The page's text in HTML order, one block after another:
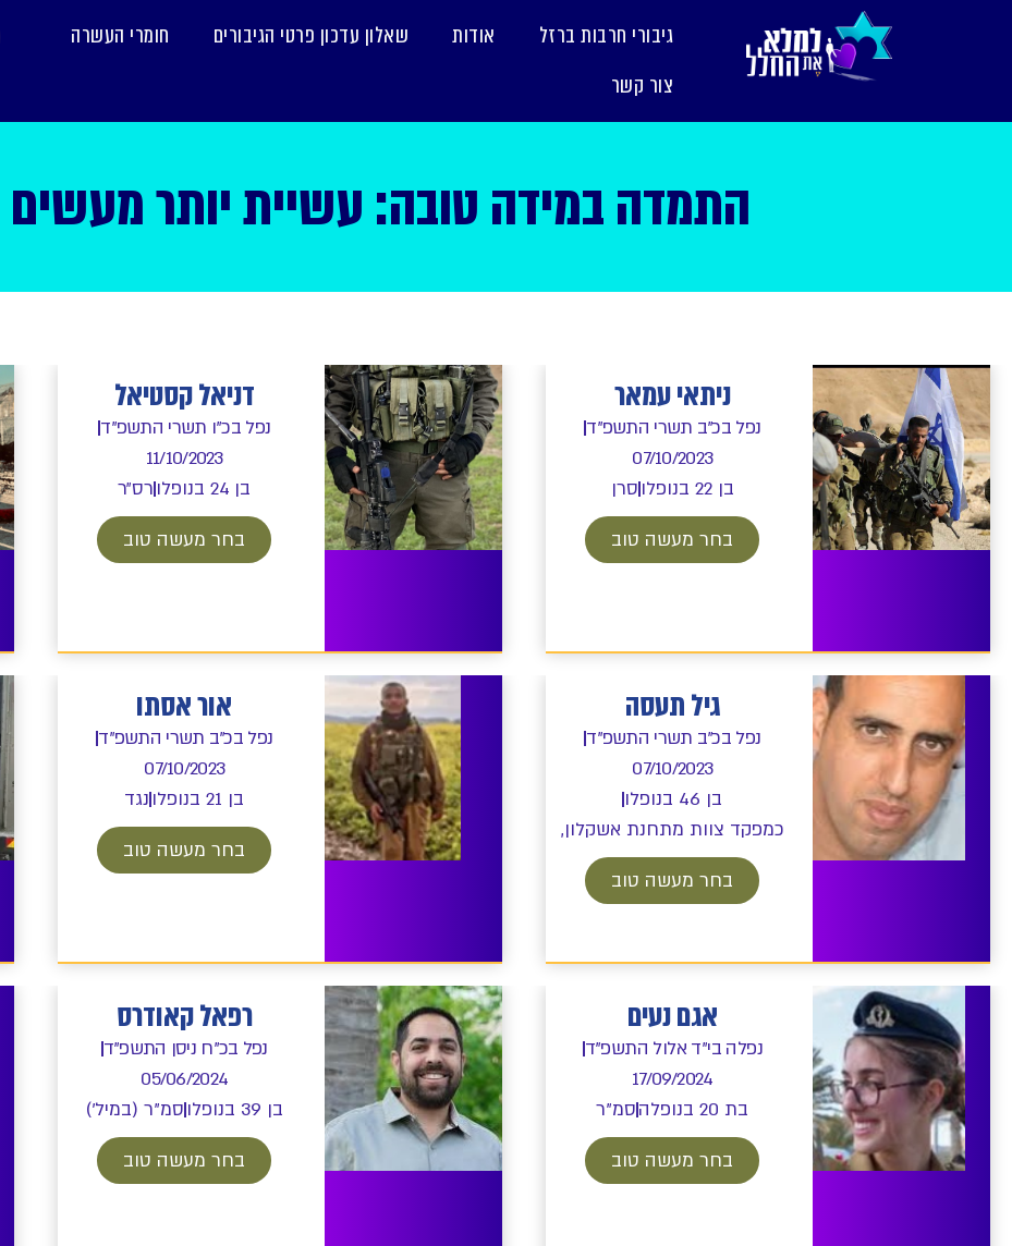
גיבורי חרבות ברזל אודות שאלון עדכון פרטי הגיבורים
חומרי העשרה
צור קשר
התמדה במידה טובה: עשיית יותר מעשים
ניתאי עמאר
נפל בכ"ב תשרי התשפ"ד
07/10/2023
בן 22 בנופלו
סרן
בחר מעשה טוב
דניאל קסטיאל
נפל בכ"ו תשרי התשפ"ד
11/10/2023
בן 24 בנופלו
רס״ר
בחר מעשה טוב
גיל תעסה
נפל בכ"ב תשרי התשפ"ד
07/10/2023
בן 46 בנופלו
כמפקד צוות מתחנת אשקלון,
בחר מעשה טוב
אור אסתו
נפל בכ"ב תשרי התשפ"ד
07/10/2023
בן 21 בנופלו
נגד
בחר מעשה טוב
אגם נעים
נפלה בי"ד אלול התשפ"ד
17/09/2024
בת 20 בנופלה
סמ"ר
בחר מעשה טוב
רפאל קאודרס
נפל בכ"ח ניסן התשפ"ד
05/06/2024
בן 39 בנופלו
סמ"ר (במיל')
בחר מעשה טוב